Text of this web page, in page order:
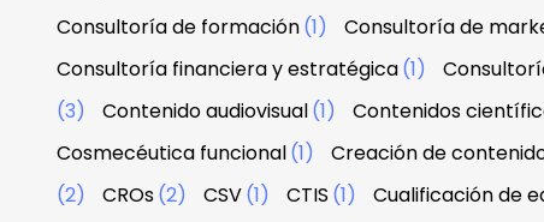
Consultoría de formación(1) Consultoría de
Consultoría financiera y estratégica(1)
(3)
Contenido audiovisual(1) Contenidos
Cosmecéutica funcional(1) Creación de
(2)
CROs(2) CSV(1) CTIS (1) Cualificación de